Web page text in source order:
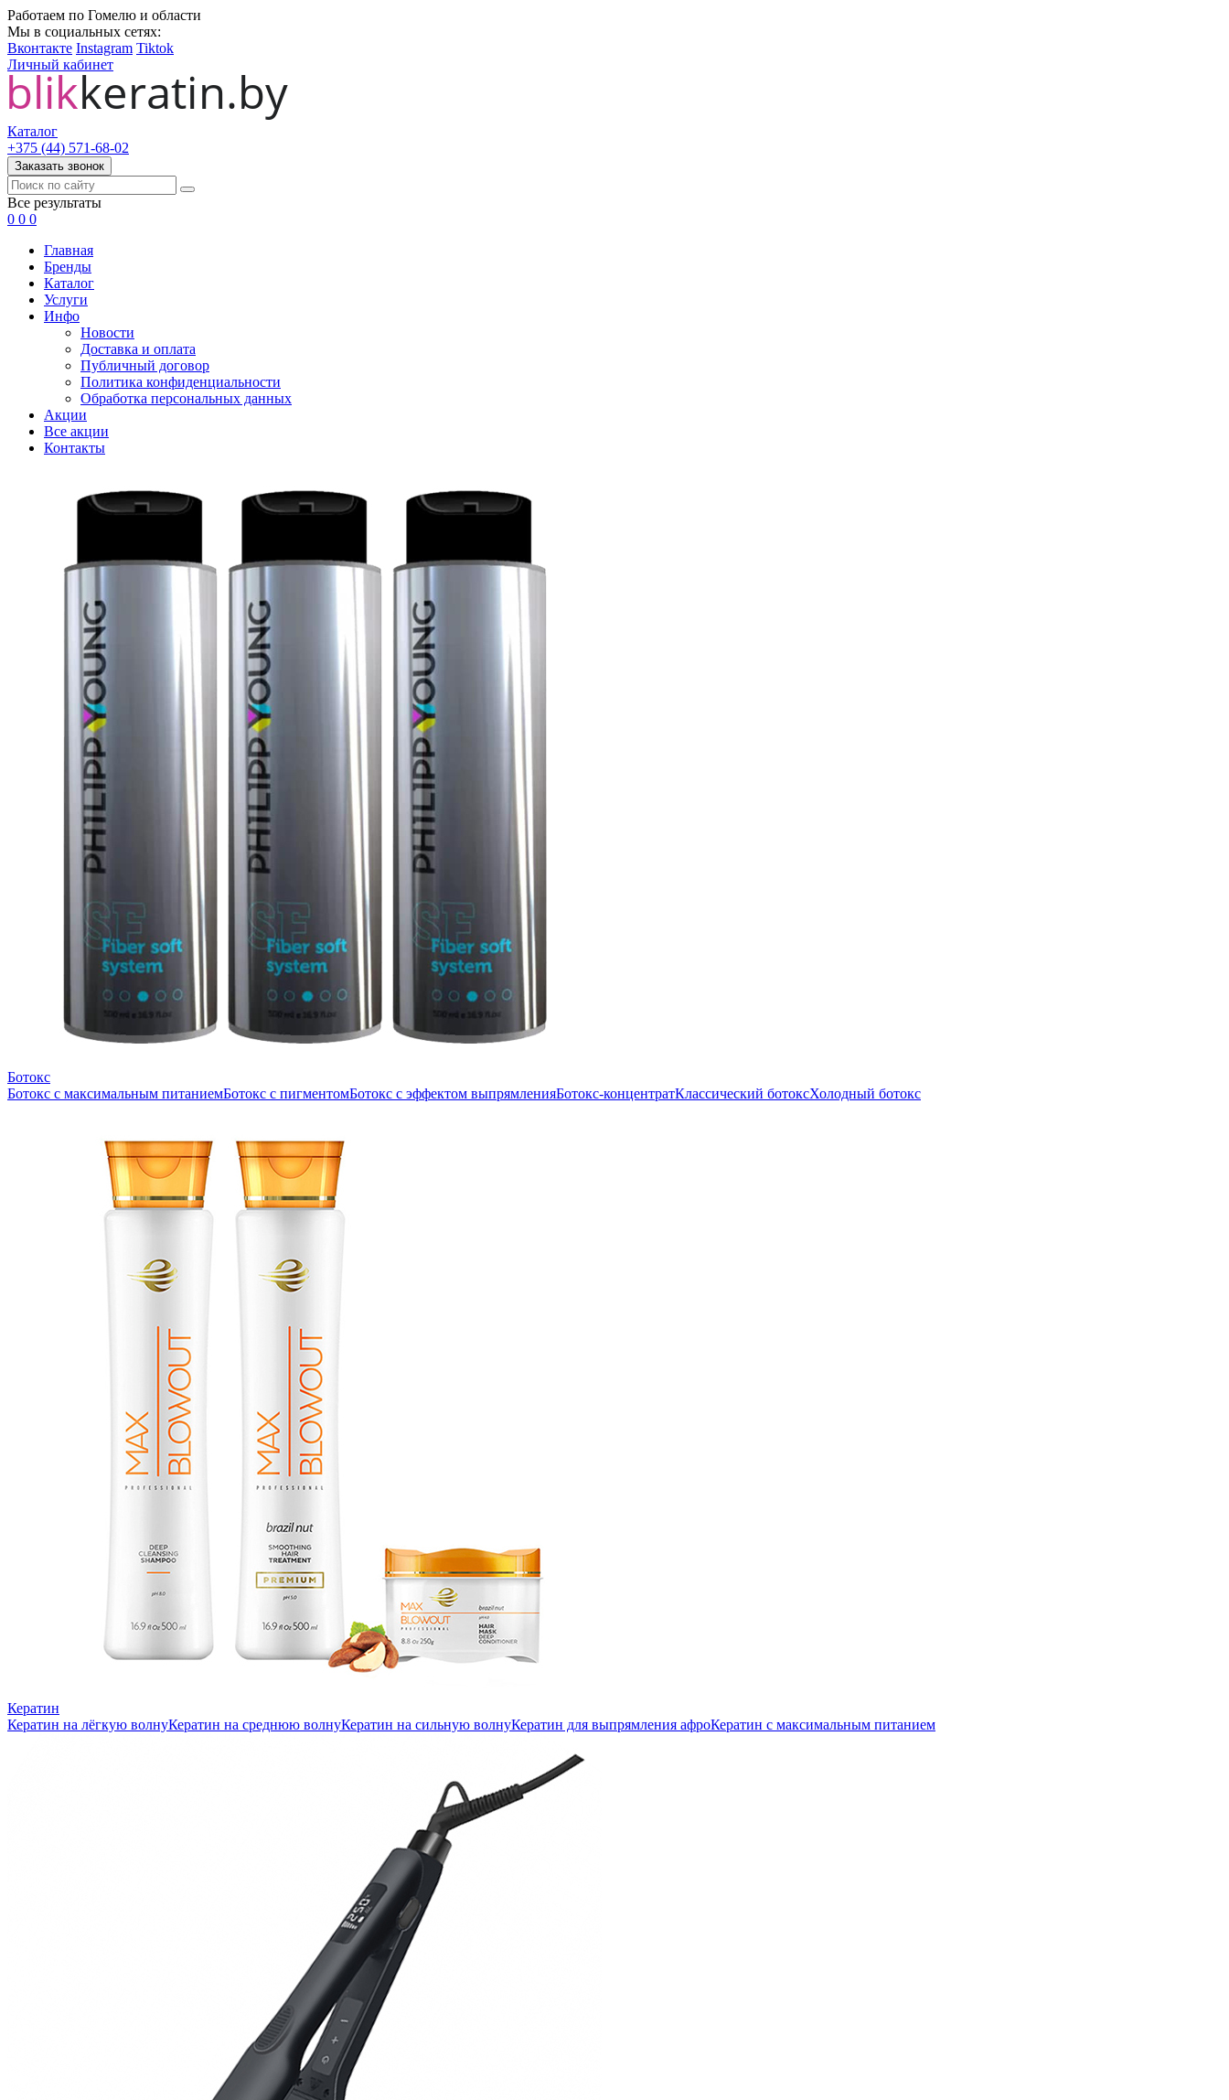
Работаем по Гомелю и области
Мы в социальных сетях:
Вконтакте Instagram Tiktok
Личный кабинет
Каталог
+375 (44) 571-68-02
Заказать звонок
Все результаты
0 0 0
Главная
Бренды
Каталог
Услуги
Инфо
Новости
Доставка и оплата
Публичный договор
Политика конфиденциальности
Обработка персональных данных
Акции
Все акции
Контакты
Ботокс
Ботокс с максимальным питаниемБотокс с пигментомБотокс с эффектом выпрямленияБотокс-концентратКлассический ботоксХолодный ботокс
Кератин
Кератин на лёгкую волнуКератин на среднюю волнуКератин на сильную волнуКератин для выпрямления афроКератин с максимальным питанием